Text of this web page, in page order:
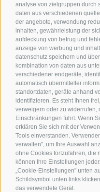
analyse von zielgruppen durch
daten aus verschiedenen
der angebote, verwendung
inhalten, gewährleistung der
aufdeckung von betrug und
anzeige von werbung und
datenschutz speichern und
kombination von daten aus
verschiedener endgeräte,
automatisch übermittelter
standortdaten, geräte anhand
identifizieren. Es steht Ihnen
verweigern oder zu widerrufen,
Einschränkungen führt. Wenn
erklären Sie sich mit der
Tools einverstanden.
verwalten", um Ihre Auswahl
ohne Cookies fortzufahren, die
können Ihre Einstellungen
„Cookie-Einstellungen" unten
Schildsymbol unten links
das verwendete Gerät.